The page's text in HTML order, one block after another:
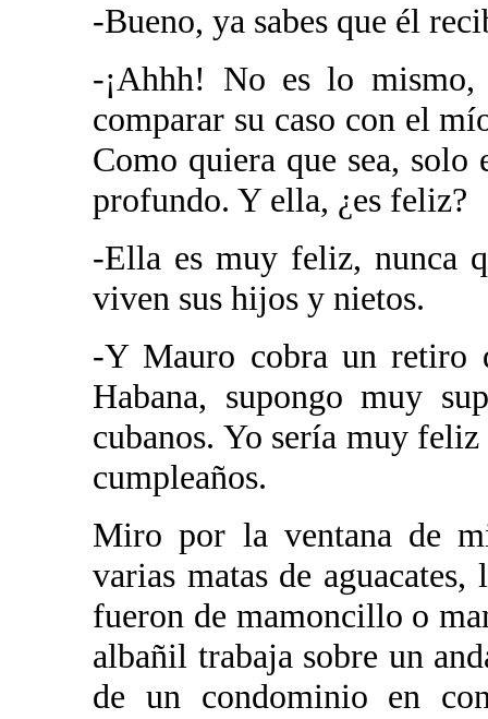
-Bueno, ya sabes que él
-¡Ahhh! No es lo
comparar su caso con el
Como quiera que sea,
profundo. Y ella, ¿es feliz?
-Ella es muy feliz, nunca
viven sus hijos y nietos.
-Y Mauro cobra un retiro
Habana, supongo muy
cubanos. Yo sería muy
cumpleaños.
Miro por la ventana de
varias matas de
fueron de mamoncillo o
albañil trabaja sobre un
de un condominio en